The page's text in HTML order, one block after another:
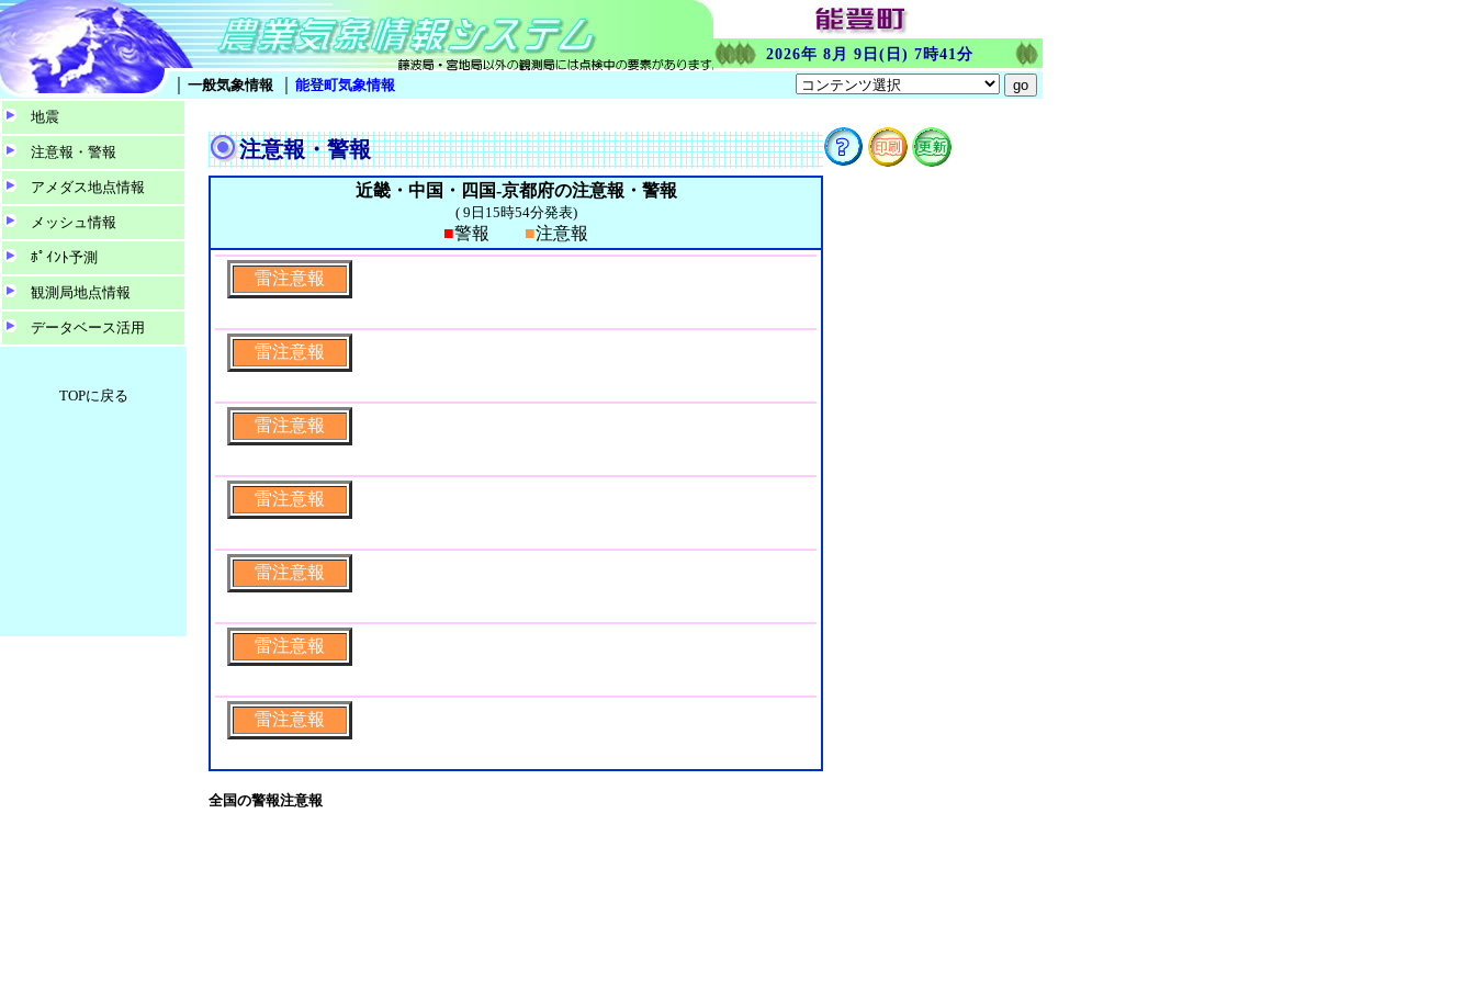
地震
注意報・警報
アメダス地点情報
メッシュ情報
ﾎﾟｲﾝﾄ予測
観測局地点情報
データベース活用
TOPに戻る
一般気象情報 能登町気象情報
近畿・中国・四国-京都府の注意報・警報
( 9日15時54分発表)
■警報 ■注意報
雷注意報
雷注意報
雷注意報
雷注意報
雷注意報
雷注意報
雷注意報
全国の警報注意報
注意報・警報
2026年 8月 9日(日) 7時41分